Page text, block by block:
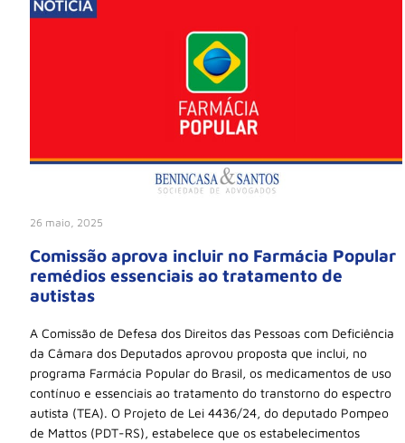
26 maio, 2025
Comissão aprova incluir no Farmácia Popular
remédios essenciais ao tratamento de
autistas
A Comissão de Defesa dos Direitos das Pessoas com Deficiência
da Câmara dos Deputados aprovou proposta que inclui, no
programa Farmácia Popular do Brasil, os medicamentos de uso
contínuo e essenciais ao tratamento do transtorno do espectro
autista (TEA). O Projeto de Lei 4436/24, do deputado Pompeo
de Mattos (PDT-RS), estabelece que os estabelecimentos